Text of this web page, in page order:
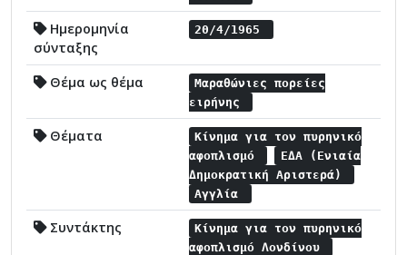
Ημερομηνία
σύνταξης
20/4/1965
Θέμα ως θέμα
Μαραθώνιες πορείες
ειρήνης
Θέματα
Κίνημα για τον πυρηνικό
αφοπλισμό
ΕΔΑ (Ενιαία
Δημοκρατική Αριστερά)
Αγγλία
Συντάκτης
Κίνημα για τον πυρηνικό
αφοπλισμό Λονδίνου